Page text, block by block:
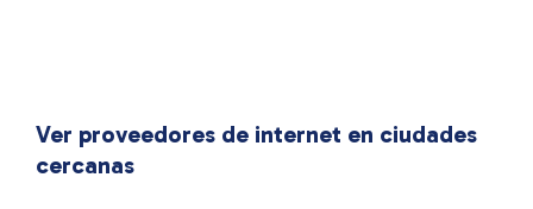
Ver proveedores de internet en ciudades
cercanas